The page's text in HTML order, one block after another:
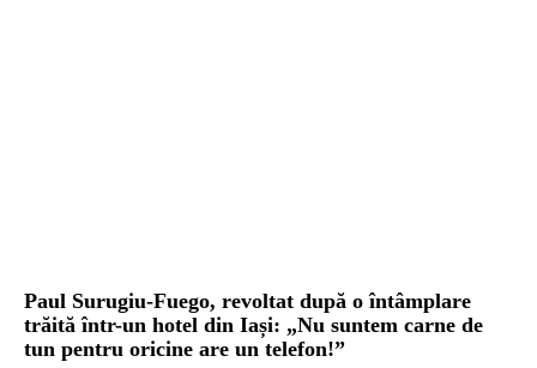
Paul Surugiu-Fuego, revoltat după o întâmplare
trăită într-un hotel din Iași: „Nu suntem carne de
tun pentru oricine are un telefon!”